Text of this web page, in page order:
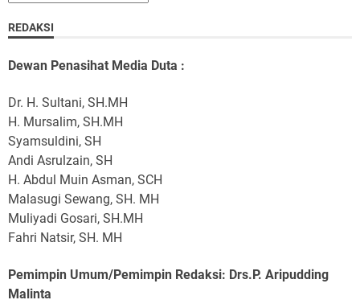
REDAKSI
Dewan Penasihat Media Duta :
Dr. H. Sultani, SH.MH
H. Mursalim, SH.MH
Syamsuldini, SH
Andi Asrulzain, SH
H. Abdul Muin Asman, SCH
Malasugi Sewang, SH. MH
Muliyadi Gosari, SH.MH
Fahri Natsir, SH. MH
Pemimpin Umum/Pemimpin Redaksi: Drs.P. Aripudding
Malinta